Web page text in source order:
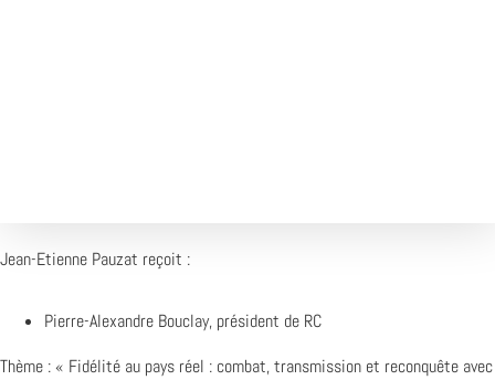
Jean-Etienne Pauzat reçoit :
Pierre-Alexandre Bouclay, président de RC
Thème : « Fidélité au pays réel : combat, transmission et reconquête avec